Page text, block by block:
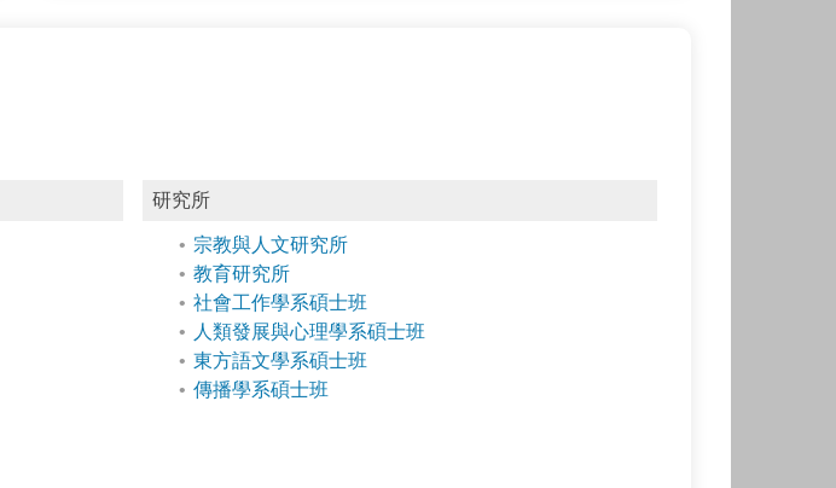
研究所
宗教與人文研究所
教育研究所
社會工作學系碩士班
人類發展與心理學系碩士班
東方語文學系碩士班
傳播學系碩士班